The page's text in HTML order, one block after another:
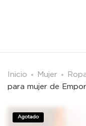
Inicio Mujer
para mujer de
Agotado